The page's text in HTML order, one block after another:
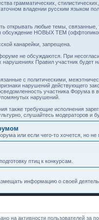
грамматических,
владении русским языком
открывать любые темы, связанные,
обсуждение НОВЫХ ТЕМ
канарейки, запрещена.
не обсуждаются. При
Правил участник будет
с политическими,
нарушений действующего
участника Форума в
нарушений.
также требующие исполнения
слушайтесь модераторов и
или если чего-то хочется, но не
птиц к конкурсам.
информацию о своей
на активности пользователей за